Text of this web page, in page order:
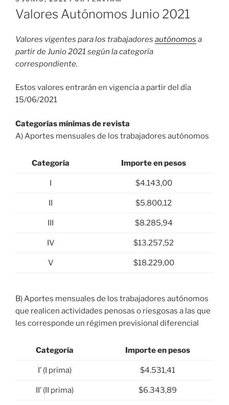
EL
Valores Autónomos Junio 2021
Valores vigentes para los trabajadores autónomos a
partir de Junio 2021 según la categoría
correspondiente.
Estos valores entrarán en vigencia a partir del día
15/06/2021
Categorías mínimas de revista
A) Aportes mensuales de los trabajadores autónomos
Categoría Importe en pesos
$4.143,00
$5.800,12
$8.285,94
IV $13.257,52
V $18.229,00
B) Aportes mensuales de los trabajadores autónomos
que realicen actividades penosas o riesgosas a las que
les corresponde un régimen previsional diferencial
Categoría Importe en pesos
I’ (I prima) $4.531,41
II’ (II prima) $6.343,89